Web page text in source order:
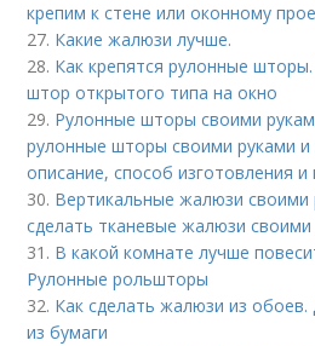
крепим к стене или оконному
27. Какие жалюзи лучше.
28. Как крепятся рулонные
штор открытого типа на окно
29. Рулонные шторы своими
рулонные шторы своими руками и
описание, способ изготовления и
30. Вертикальные жалюзи своими
сделать тканевые жалюзи своими
31. В какой комнате лучше
Рулонные рольшторы
32. Как сделать жалюзи из
из бумаги